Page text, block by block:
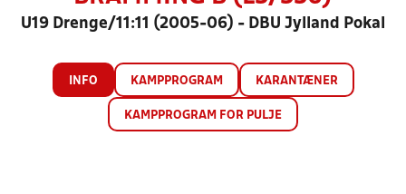
U19 Drenge/11:11 (2005-06) - DBU Jylland Pokal
INFO KAMPPROGRAM KARANTÆNER
KAMPPROGRAM FOR PULJE